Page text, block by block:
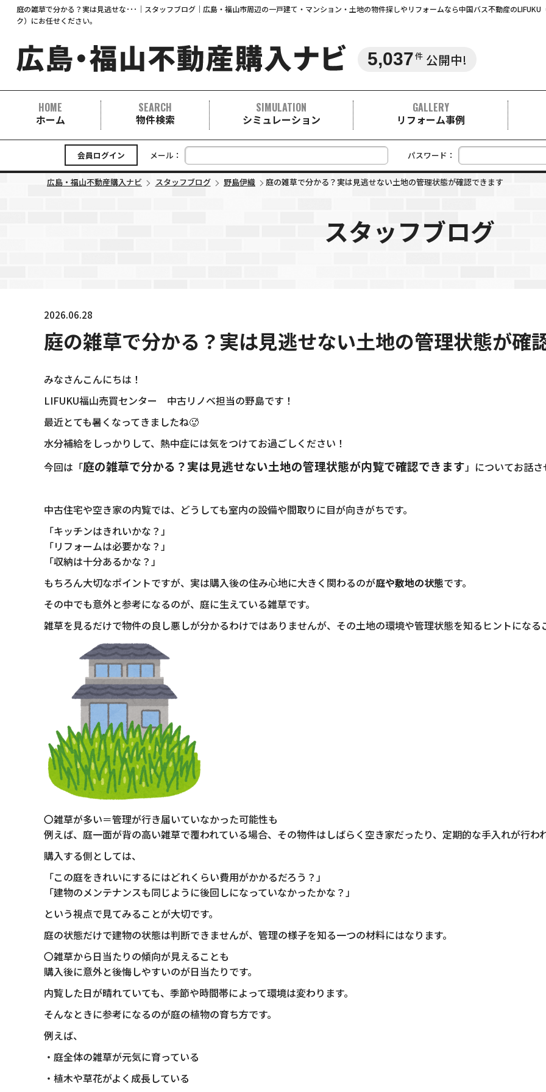
庭の雑草で分かる？実は見逃せな･･･｜スタッフブログ｜広島・福山市周辺の一戸建て・マンション・土地の物件探しやリフォームなら中国バス不動産のLIFUKU
ク）にお任せください。
5,037件 公開中!
ホーム
HOME
物件検索
SEARCH
中古一戸建て
中古マンション
土地
新築一戸建て
事業用
シミュレーション
SIMULATION
リフォーム事例
GALLERY
会員ログイン メール： パスワード：
広島・福山不動産購入ナビ スタッフブログ 野島伊織 庭の雑草で分かる？実は見逃せない土地の管理状態が確認できます
スタッフブログ
2026.06.28
庭の雑草で分かる？実は見逃せない土地の管理状態が確
みなさんこんにちは！
LIFUKU福山売買センター 中古リノベ担当の野島です！
最近とても暑くなってきましたね🥵
水分補給をしっかりして、熱中症には気をつけてお過ごしください！
今回は「庭の雑草で分かる？実は見逃せない土地の管理状態が内覧で確認できます」についてお話さ
中古住宅や空き家の内覧では、どうしても室内の設備や間取りに目が向きがちです。
「キッチンはきれいかな？」
「リフォームは必要かな？」
「収納は十分あるかな？」
もちろん大切なポイントですが、実は購入後の住み心地に大きく関わるのが庭や敷地の状態です。
その中でも意外と参考になるのが、庭に生えている雑草です。
雑草を見るだけで物件の良し悪しが分かるわけではありませんが、その土地の環境や管理状態を知るヒントになる
〇雑草が多い＝管理が行き届いていなかった可能性も
例えば、庭一面が背の高い雑草で覆われている場合、その物件はしばらく空き家だったり、定期的な手入れが行わ
購入する側としては、
「この庭をきれいにするにはどれくらい費用がかかるだろう？」
「建物のメンテナンスも同じように後回しになっていなかったかな？」
という視点で見てみることが大切です。
庭の状態だけで建物の状態は判断できませんが、管理の様子を知る一つの材料にはなります。
〇雑草から日当たりの傾向が見えることも
購入後に意外と後悔しやすいのが日当たりです。
内覧した日が晴れていても、季節や時間帯によって環境は変わります。
そんなときに参考になるのが庭の植物の育ち方です。
例えば、
・庭全体の雑草が元気に育っている
・植木や草花がよく成長している